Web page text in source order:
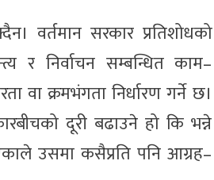
वर्तमान सरकार प्रतिशोधको
र निर्वाचन सम्बन्धित काम–
वा क्रमभंगता निर्धारण गर्ने छ।
दूरी बढाउने हो कि भन्ने
उसमा कसैप्रति पनि आग्रह–